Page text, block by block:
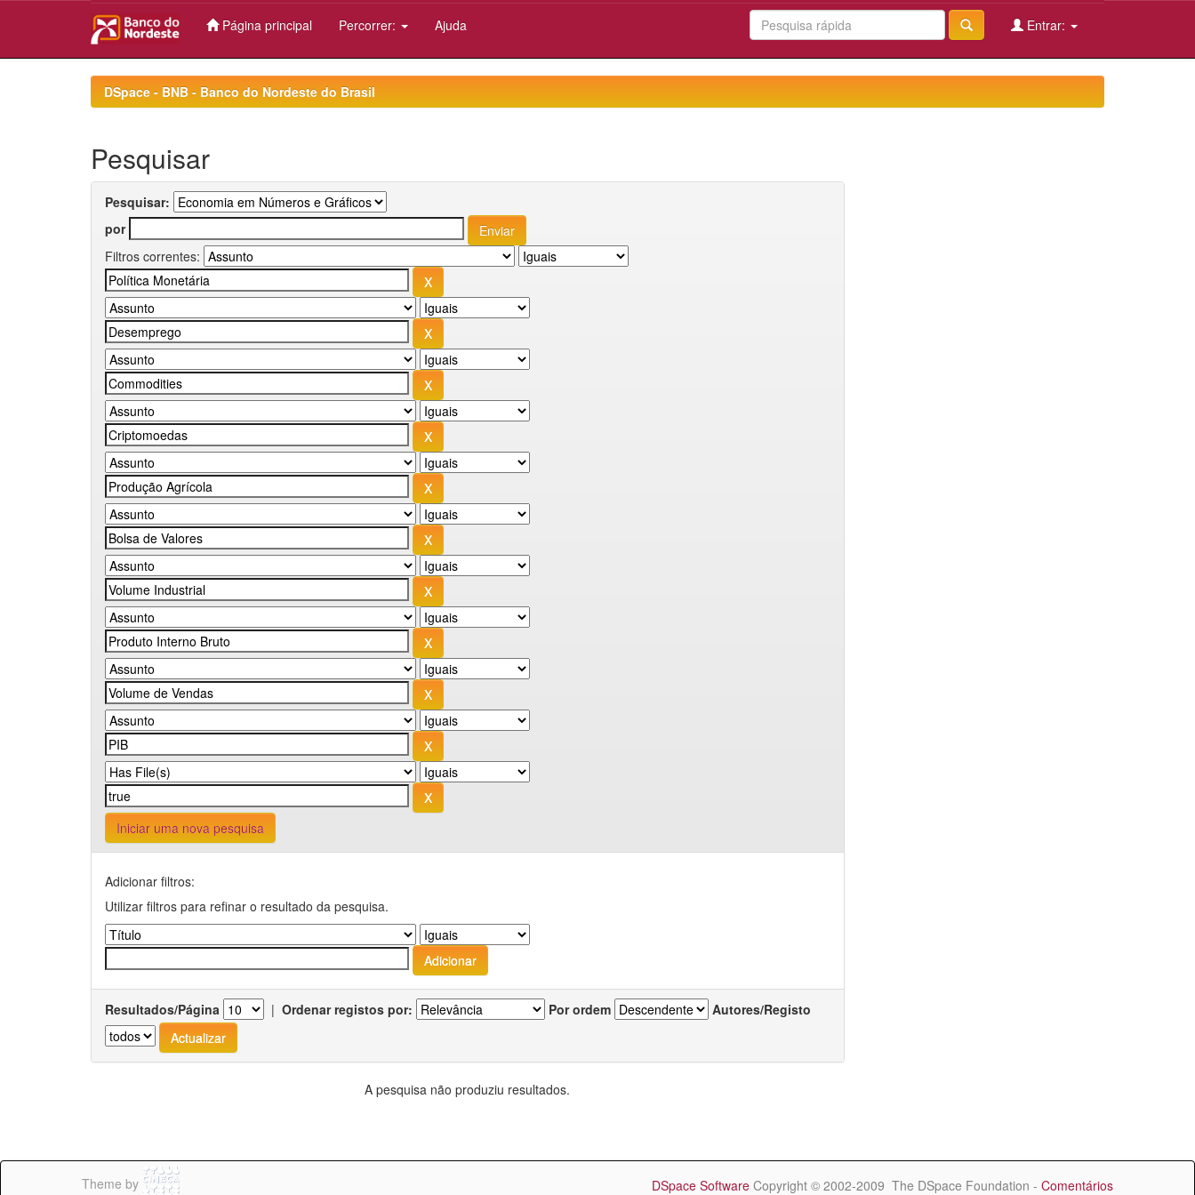
Página principal Percorrer: Ajuda Entrar:
DSpace - BNB - Banco do Nordeste do Brasil
Pesquisar
Pesquisar:
por
Filtros correntes:
Iniciar uma nova pesquisa
Adicionar filtros:
Utilizar filtros para refinar o resultado da pesquisa.
Resultados/Página | Ordenar registos por: Por ordem Autores/Registo
A pesquisa não produziu resultados.
Theme by DSpace Software Copyright © 2002-2009 The DSpace Foundation - Comentários